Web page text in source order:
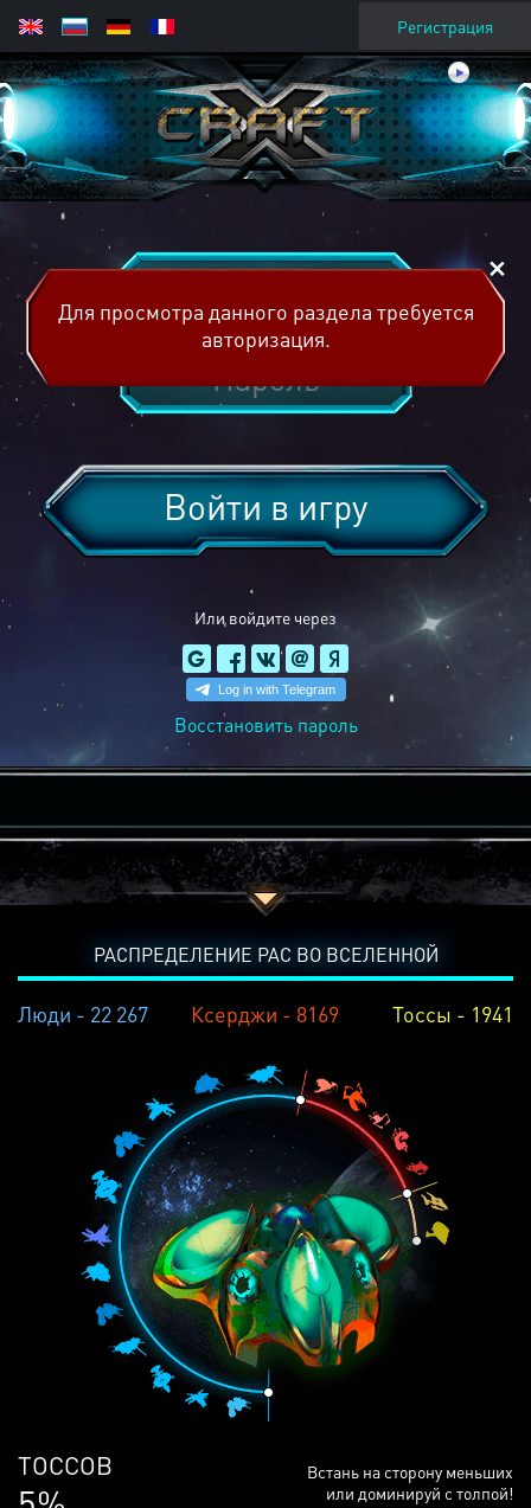
Регистрация
Или войдите через
Войти в игру
Восстановить пароль
Для просмотра данного раздела требуется
авторизация.
РАСПРЕДЕЛЕНИЕ РАС ВО ВСЕЛЕННОЙ
Люди - 22 267 Ксерджи - 8169 Тоссы - 1941
ЛЮДЕЙ
Встань на сторону меньших
или доминируй с толпой!